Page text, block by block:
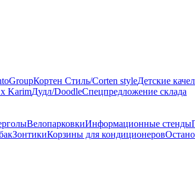
Кортен Стиль/Corten styleДетские
KarimДудл/DoodleСпецпредложение склада
ВелопарковкиИнформационные стенды
ЗонтикиКорзины для кондиционеров